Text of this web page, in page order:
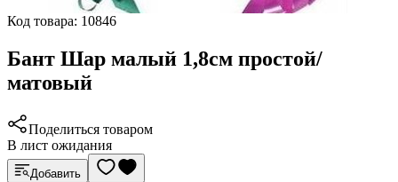
Код товара: 10846
Бант Шар малый 1,8см простой/
матовый
Поделиться товаром
В лист ожидания
Добавить